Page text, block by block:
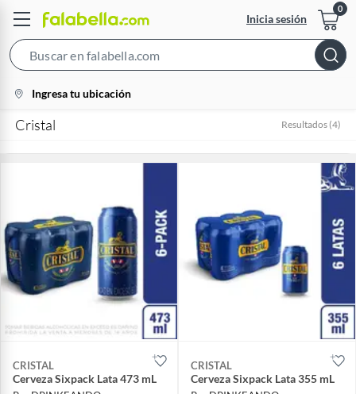
Inicia sesión
Bar
location-
icon
Ingresa tu ubicación
Cristal Resultados (4)
CRISTAL
Cerveza Sixpack Lata 473 mL
CRISTAL
Cerveza Sixpack Lata 355 mL